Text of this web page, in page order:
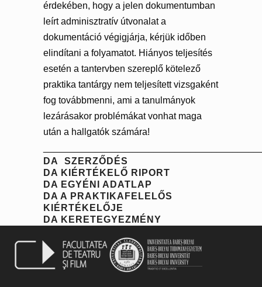
érdekében, hogy a jelen dokumentumban
leírt adminisztratív útvonalat a
dokumentáció végigjárja, kérjük időben
elindítani a folyamatot. Hiányos teljesítés
esetén a tantervben szereplő kötelező
praktika tantárgy nem teljesített vizsgaként
fog továbbmenni, ami a tanulmányok
lezárásakor problémákat vonhat maga
után a hallgatók számára!
DA SZERZŐDÉS
DA KIÉRTÉKELŐ RIPORT
DA EGYÉNI ADATLAP
DA A PRAKTIKAFELELŐS
KIÉRTÉKELŐJE
DA KERETEGYEZMÉNY